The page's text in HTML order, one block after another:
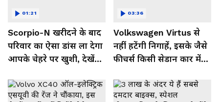
Scorpio-N खरीदने के बाद
परिवार का ऐसा डांस ला देगा
आपके चेहरे पर खुशी, देखें
01:21
Volkswagen Virtus से
नहीं हटेंगी निगाहें, इसके जैसे
फीचर्स किसी सेडान कार में
03:36